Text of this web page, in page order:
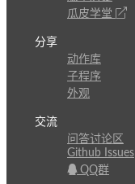
瓜皮学堂
分享
动作库
子程序
外观
交流
问答讨论区
Github Issues
QQ群